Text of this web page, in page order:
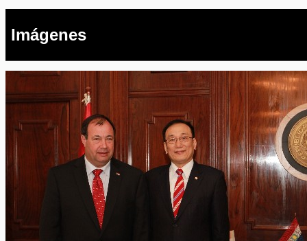
Imágenes